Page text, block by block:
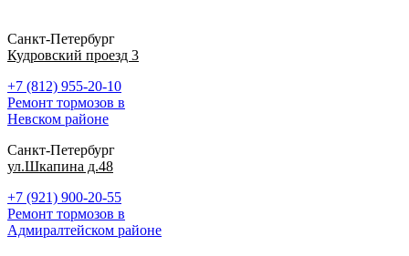
Санкт-Петербург
Кудровский проезд 3
+7 (812) 955-20-10
Ремонт тормозов в
Невском районе
Санкт-Петербург
ул.Шкапина д.48
+7 (921) 900-20-55
Ремонт тормозов в
Адмиралтейском районе